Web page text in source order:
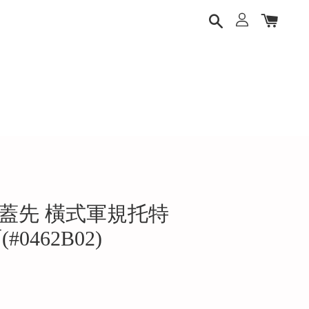
先 橫式軍規托特